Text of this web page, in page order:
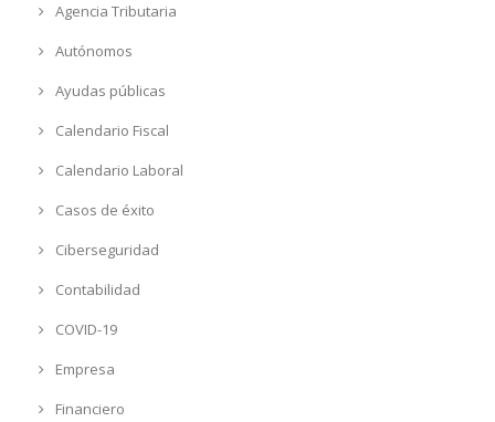
Agencia Tributaria
Autónomos
Ayudas públicas
Calendario Fiscal
Calendario Laboral
Casos de éxito
Ciberseguridad
Contabilidad
COVID-19
Empresa
Financiero